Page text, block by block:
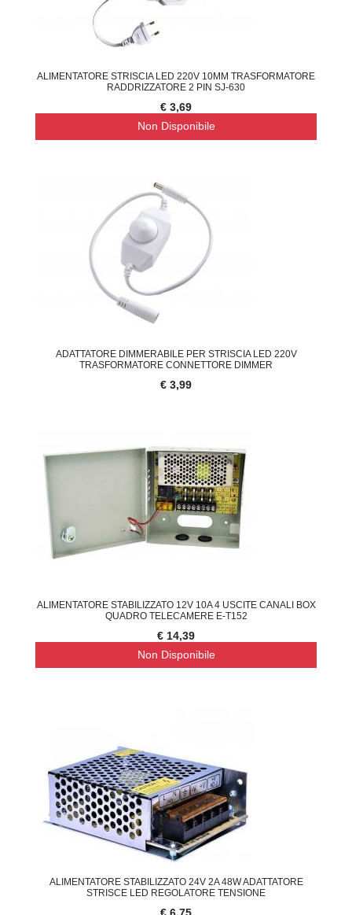
ALIMENTATORE STRISCIA LED 220V 10MM TRASFORMATORE
RADDRIZZATORE 2 PIN SJ-630
€ 3,69
Non Disponibile
ADATTATORE DIMMERABILE PER STRISCIA LED 220V
TRASFORMATORE CONNETTORE DIMMER
€ 3,99
ALIMENTATORE STABILIZZATO 12V 10A 4 USCITE CANALI BOX
QUADRO TELECAMERE E-T152
€ 14,39
Non Disponibile
ALIMENTATORE STABILIZZATO 24V 2A 48W ADATTATORE
STRISCE LED REGOLATORE TENSIONE